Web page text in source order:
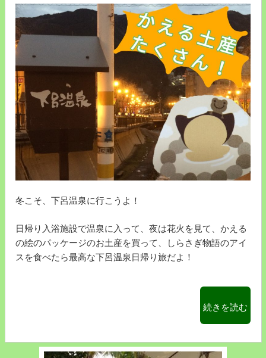
冬こそ、下呂温泉に行こうよ！
日帰り入浴施設で温泉に入って、夜は花火を見て、かえる
の絵のパッケージのお土産を買って、しらさぎ物語のアイ
スを食べたら最高な下呂温泉日帰り旅だよ！
“下
呂
泉
続きを読む